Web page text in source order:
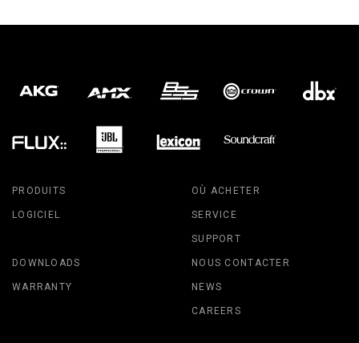
PRODUITS
LOGICIEL
OÙ ACHETER
SERVICE
SUPPORT
DOWNLOADS
WARRANTY
NOUS CONTACTER
NEWS
CAREERS